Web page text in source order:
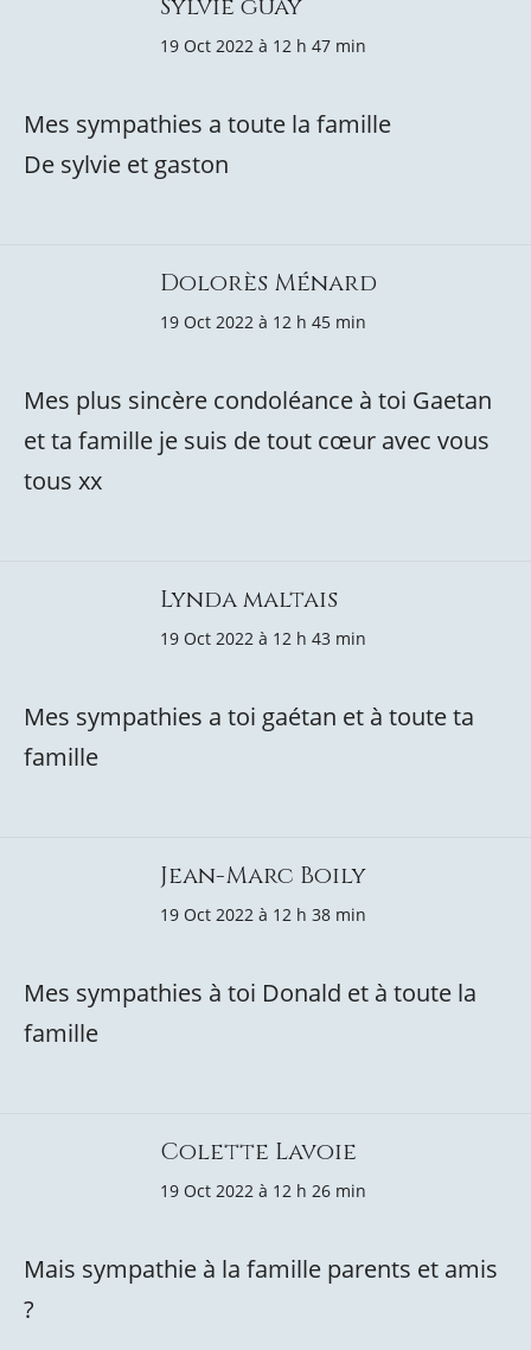
Sylvie guay
19 Oct 2022 à 12 h 47 min
Mes sympathies a toute la famille
De sylvie et gaston
Dolorès Ménard
19 Oct 2022 à 12 h 45 min
Mes plus sincère condoléance à toi Gaetan
et ta famille je suis de tout cœur avec vous
tous xx
Lynda maltais
19 Oct 2022 à 12 h 43 min
Mes sympathies a toi gaétan et à toute ta
famille
Jean-Marc Boily
19 Oct 2022 à 12 h 38 min
Mes sympathies à toi Donald et à toute la
famille
Colette Lavoie
19 Oct 2022 à 12 h 26 min
Mais sympathie à la famille parents et amis
?